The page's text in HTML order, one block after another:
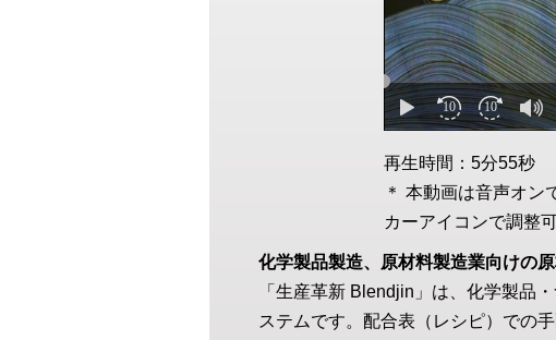
再生時間：5分55秒
＊ 本動画は音声オン
カーアイコンで調整
化学製品製造、原材料製造業向けの
「生産革新 Blendjin」は、化学製品
ステムです。配合表（レシピ）での